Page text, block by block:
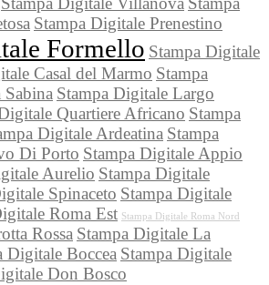
Stampa Digitale Prenestino
Formello Stampa Digitale
Casal del Marmo Stampa
Sabina Stampa Digitale Largo
Quartiere Africano Stampa
Digitale Ardeatina Stampa
Di Porto Stampa Digitale Appio
Aurelio Stampa Digitale
Spinaceto Stampa Digitale
Roma Est Stampa Digitale Roma Nord
Rossa Stampa Digitale La
Digitale Boccea Stampa Digitale
Don Bosco